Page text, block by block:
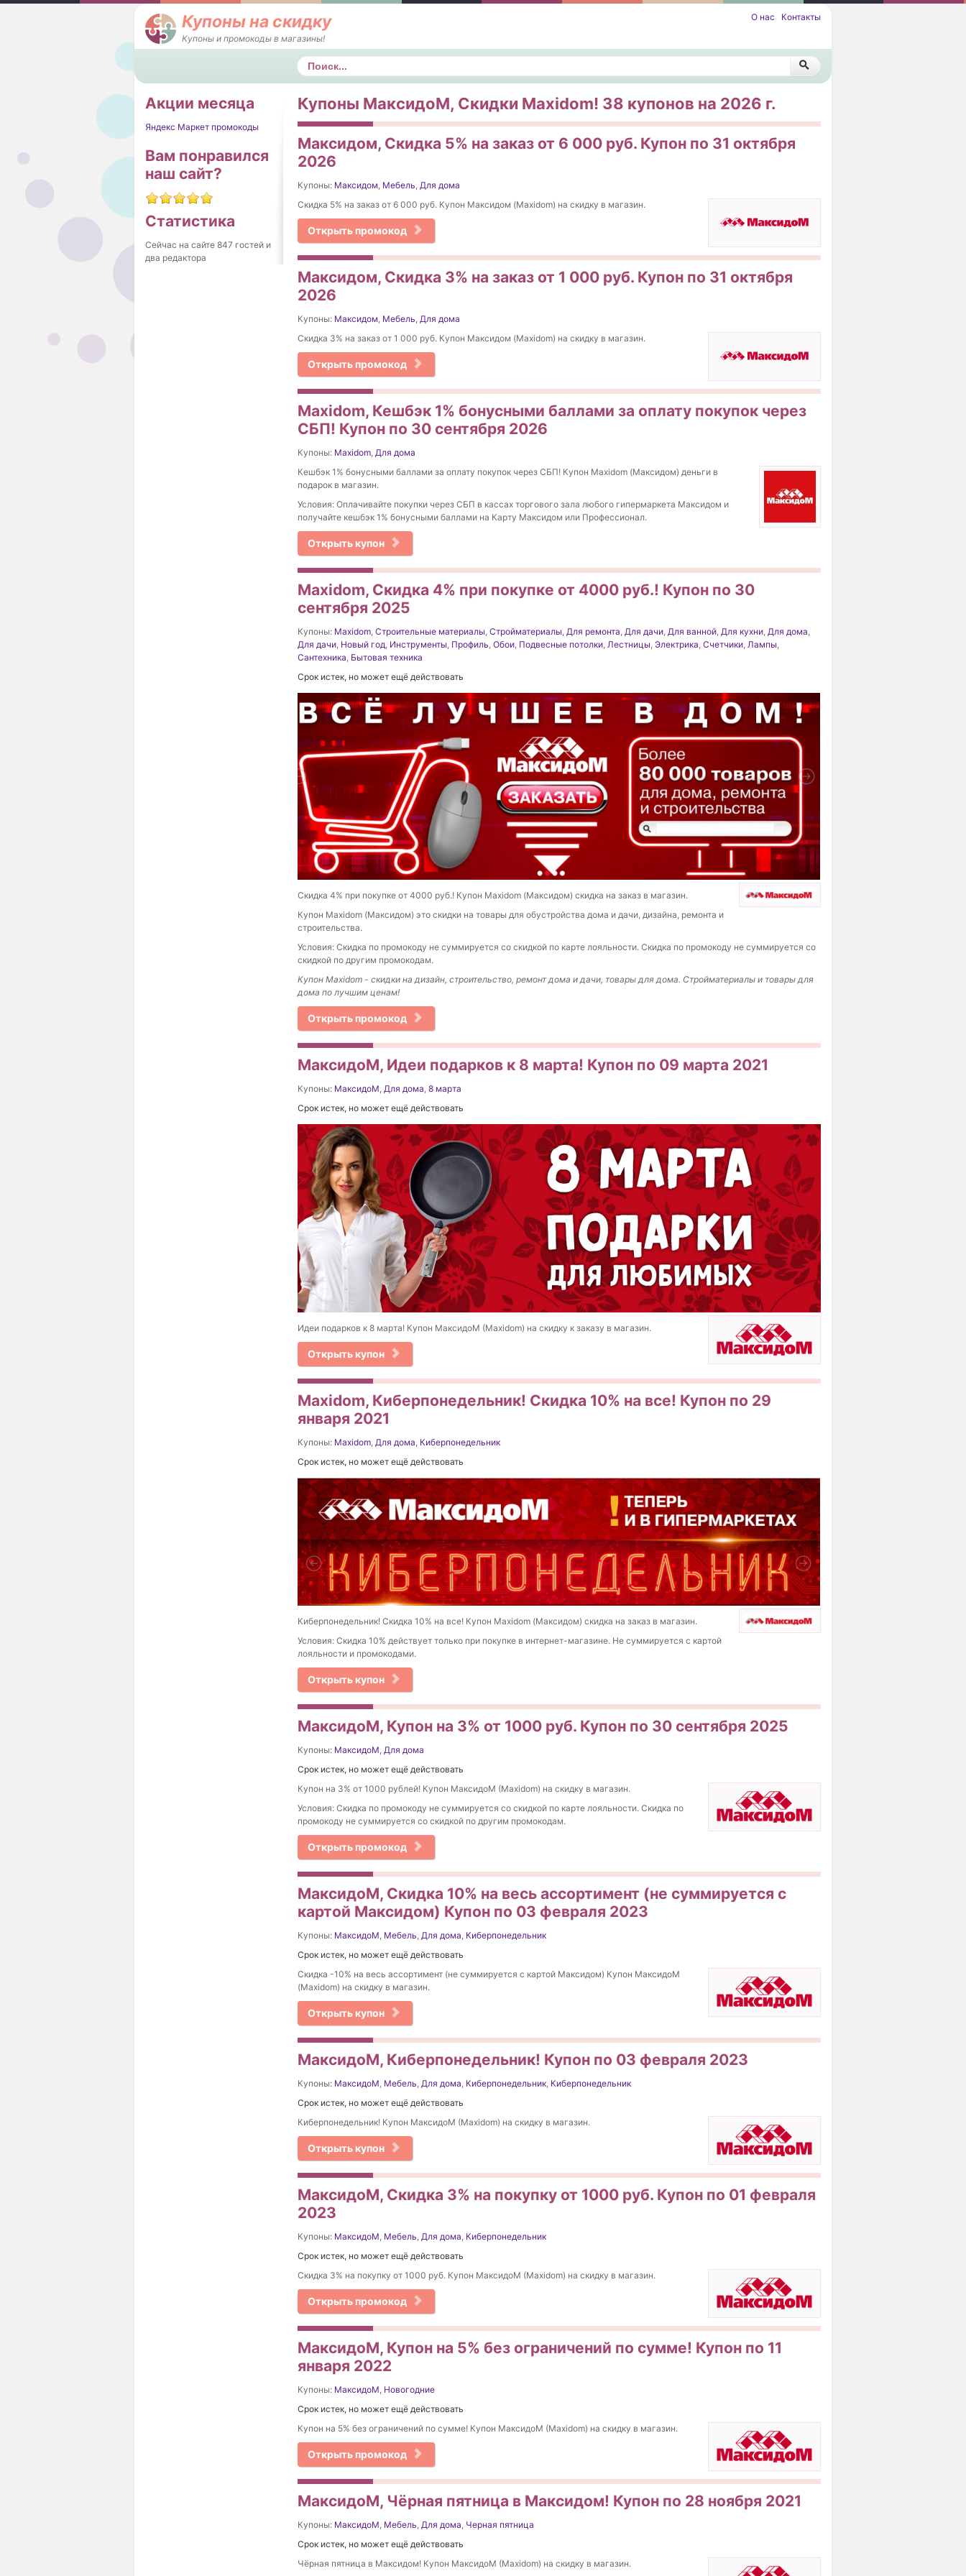
Купоны на скидку
Купоны и промокоды в магазины!
О нас Контакты
Поиск
Акции месяца
Яндекс Маркет промокоды
Вам понравился
наш сайт?
Статистика
Сейчас на сайте 847 гостей и
два редактора
Купоны МаксидоМ, Скидки Maxidom! 38 купонов на 2026 г.
Максидом, Скидка 5% на заказ от 6 000 руб. Купон по 31 октября
2026
Купоны: Максидом, Мебель, Для дома
Скидка 5% на заказ от 6 000 руб. Купон Максидом (Maxidom) на скидку в магазин.
Открыть промокод
Максидом, Скидка 3% на заказ от 1 000 руб. Купон по 31 октября
2026
Купоны: Максидом, Мебель, Для дома
Скидка 3% на заказ от 1 000 руб. Купон Максидом (Maxidom) на скидку в магазин.
Открыть промокод
Maxidom, Кешбэк 1% бонусными баллами за оплату покупок через
СБП! Купон по 30 сентября 2026
Купоны: Maxidom, Для дома
Кешбэк 1% бонусными баллами за оплату покупок через СБП! Купон Maxidom (Максидом) деньги в
подарок в магазин.
Условия: Оплачивайте покупки через СБП в кассах торгового зала любого гипермаркета Максидом и
получайте кешбэк 1% бонусными баллами на Карту Максидом или Профессионал.
Открыть купон
Maxidom, Скидка 4% при покупке от 4000 руб.! Купон по 30
сентября 2025
Купоны: Maxidom, Строительные материалы, Стройматериалы, Для ремонта, Для дачи, Для ванной, Для кухни, Для дома,
Для дачи, Новый год, Инструменты, Профиль, Обои, Подвесные потолки, Лестницы, Электрика, Счетчики, Лампы,
Сантехника, Бытовая техника
Срок истек, но может ещё действовать
Скидка 4% при покупке от 4000 руб.! Купон Maxidom (Максидом) скидка на заказ в магазин.
Купон Maxidom (Максидом) это скидки на товары для обустройства дома и дачи, дизайна, ремонта и
строительства.
Условия: Скидка по промокоду не суммируется со скидкой по карте лояльности. Скидка по промокоду не суммируется со
скидкой по другим промокодам.
Купон Maxidom - скидки на дизайн, строительство, ремонт дома и дачи, товары для дома. Стройматериалы и товары для
дома по лучшим ценам!
Открыть промокод
МаксидоМ, Идеи подарков к 8 марта! Купон по 09 марта 2021
Купоны: МаксидоМ, Для дома, 8 марта
Срок истек, но может ещё действовать
Идеи подарков к 8 марта! Купон МаксидоМ (Maxidom) на скидку к заказу в магазин.
Открыть купон
Maxidom, Киберпонедельник! Скидка 10% на все! Купон по 29
января 2021
Купоны: Maxidom, Для дома, Киберпонедельник
Срок истек, но может ещё действовать
Киберпонедельник! Скидка 10% на все! Купон Maxidom (Максидом) скидка на заказ в магазин.
Условия: Скидка 10% действует только при покупке в интернет-магазине. Не суммируется с картой
лояльности и промокодами.
Открыть купон
МаксидоМ, Купон на 3% от 1000 руб. Купон по 30 сентября 2025
Купоны: МаксидоМ, Для дома
Срок истек, но может ещё действовать
Купон на 3% от 1000 рублей! Купон МаксидоМ (Maxidom) на скидку в магазин.
Условия: Скидка по промокоду не суммируется со скидкой по карте лояльности. Скидка по
промокоду не суммируется со скидкой по другим промокодам.
Открыть промокод
МаксидоМ, Скидка 10% на весь ассортимент (не суммируется с
картой Максидом) Купон по 03 февраля 2023
Купоны: МаксидоМ, Мебель, Для дома, Киберпонедельник
Срок истек, но может ещё действовать
Скидка -10% на весь ассортимент (не суммируется с картой Максидом) Купон МаксидоМ
(Maxidom) на скидку в магазин.
Открыть купон
МаксидоМ, Киберпонедельник! Купон по 03 февраля 2023
Купоны: МаксидоМ, Мебель, Для дома, Киберпонедельник, Киберпонедельник
Срок истек, но может ещё действовать
Киберпонедельник! Купон МаксидоМ (Maxidom) на скидку в магазин.
Открыть купон
МаксидоМ, Скидка 3% на покупку от 1000 руб. Купон по 01 февраля
2023
Купоны: МаксидоМ, Мебель, Для дома, Киберпонедельник
Срок истек, но может ещё действовать
Скидка 3% на покупку от 1000 руб. Купон МаксидоМ (Maxidom) на скидку в магазин.
Открыть промокод
МаксидоМ, Купон на 5% без ограничений по сумме! Купон по 11
января 2022
Купоны: МаксидоМ, Новогодние
Срок истек, но может ещё действовать
Купон на 5% без ограничений по сумме! Купон МаксидоМ (Maxidom) на скидку в магазин.
Открыть промокод
МаксидоМ, Чёрная пятница в Максидом! Купон по 28 ноября 2021
Купоны: МаксидоМ, Мебель, Для дома, Черная пятница
Срок истек, но может ещё действовать
Чёрная пятница в Максидом! Купон МаксидоМ (Maxidom) на скидку в магазин.